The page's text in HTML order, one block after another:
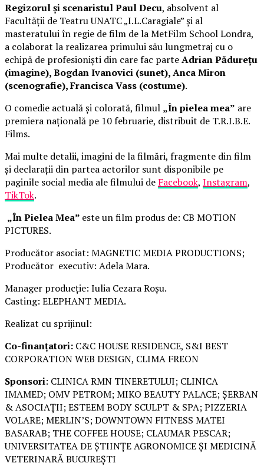
Regizorul și scenaristul Paul Decu, absolvent al
Facultății de Teatru UNATC „I.L.Caragiale” și al
masteratului în regie de film de la MetFilm School Londra,
a colaborat la realizarea primului său lungmetraj cu o
echipă de profesioniști din care fac parteAdrian Pădurețu
(imagine), Bogdan Ivanovici (sunet), Anca Miron
(scenografie), Francisca Vass (costume).
O comedie actuală și colorată, filmul „În pielea mea” are
premiera națională pe 10 februarie, distribuit de T.R.I.B.E.
Films.
Mai multe detalii, imagini de la filmări, fragmente din film
și declarații din partea actorilor sunt disponibile pe
paginile social media ale filmului de Facebook, Instagram,
TikTok.
„În Pielea Mea” este un film produs de: CB MOTION
PICTURES.
Producător asociat: MAGNETIC MEDIA PRODUCTIONS;
Producător executiv: Adela Mara.
Manager producție: Iulia Cezara Roșu.
Casting: ELEPHANT MEDIA.
Realizat cu sprijinul:
Co-finanțatori: C&C HOUSE RESIDENCE, S&I BEST
CORPORATION WEB DESIGN, CLIMA FREON
Sponsori: CLINICA RMN TINERETULUI; CLINICA
IMAMED; OMV PETROM; MIKO BEAUTY PALACE; ȘERBAN
& ASOCIAȚII; ESTEEM BODY SCULPT & SPA; PIZZERIA
VOLARE; MERLIN’S; DOWNTOWN FITNESS MATEI
BASARAB; THE COFFEE HOUSE; CLAUMAR PESCAR;
UNIVERSITATEA DE ȘTIINȚE AGRONOMICE ȘI MEDICINĂ
VETERINARĂ BUCUREȘTI